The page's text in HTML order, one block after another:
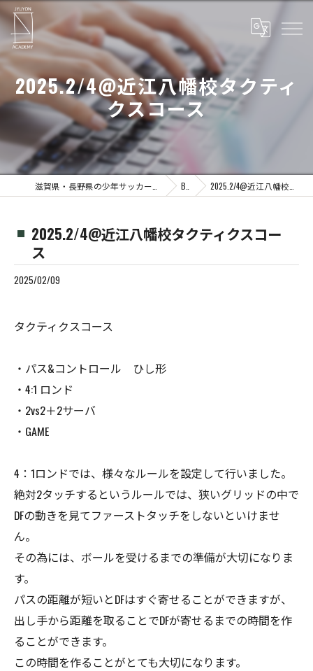
2025.2/4@近江八幡校タクティ
クスコース
Blog 2025.2/4@近江八幡校タクティクスコース
2025.2/4@近江八幡校タクティクスコー
ス
2025/02/09
タクティクスコース
・パス&コントロール ひし形
・4:1 ロンド
・2vs2＋2サーバ
・GAME
4：1ロンドでは、様々なルールを設定して行いました。
絶対2タッチするというルールでは、狭いグリッドの中で
DFの動きを見てファーストタッチをしないといけませ
ん。
その為には、ボールを受けるまでの準備が大切になりま
す。
パスの距離が短いとDFはすぐ寄せることができますが、
出し手から距離を取ることでDFが寄せるまでの時間を作
ることができます。
この時間を作ることがとても大切になります。